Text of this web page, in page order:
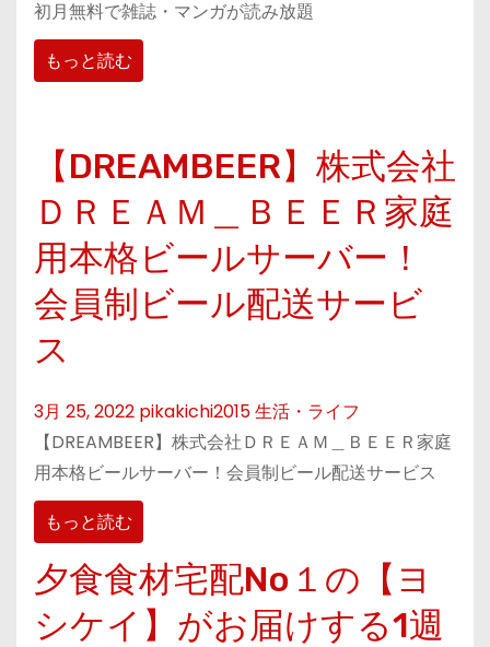
初月無料で雑誌・マンガが読み放題
もっと読む
【DREAMBEER】株式会社
ＤＲＥＡＭ＿ＢＥＥＲ家庭
用本格ビールサーバー！
会員制ビール配送サービ
ス
3月 25, 2022 pikakichi2015生活・ライフ
【DREAMBEER】株式会社ＤＲＥＡＭ＿ＢＥＥＲ家庭
用本格ビールサーバー！会員制ビール配送サービス
もっと読む
夕食食材宅配No１の【ヨ
シケイ】がお届けする1週